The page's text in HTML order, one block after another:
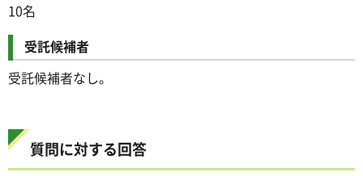
10名
受託候補者
受託候補者なし。
質問に対する回答